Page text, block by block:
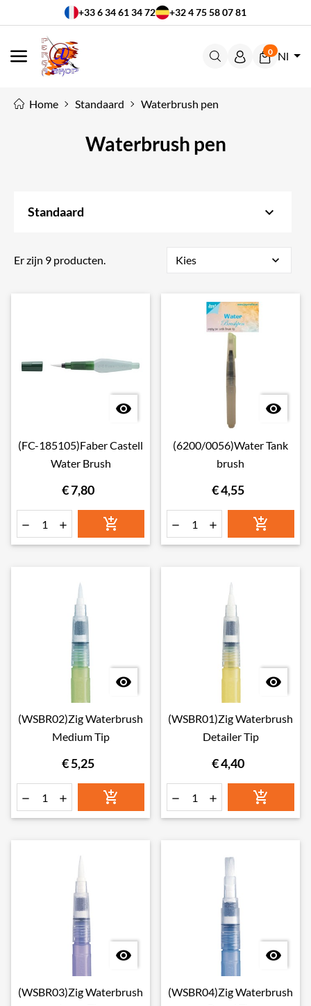
+33 6 34 61 34 72 +32 4 75 58 07 81
MENU
0 Nl
Home Standaard Waterbrush pen
Waterbrush pen
Standaard keyboard_arrow_down
Er zijn 9 producten. Kies expand_more

(FC-185105)Faber Castell
Water Brush
€ 7,80
  

(6200/0056)Water Tank
brush
€ 4,55
  

(WSBR02)Zig Waterbrush
Medium Tip
€ 5,25
  

(WSBR01)Zig Waterbrush
Detailer Tip
€ 4,40
  

(WSBR03)Zig Waterbrush

(WSBR04)Zig Waterbrush